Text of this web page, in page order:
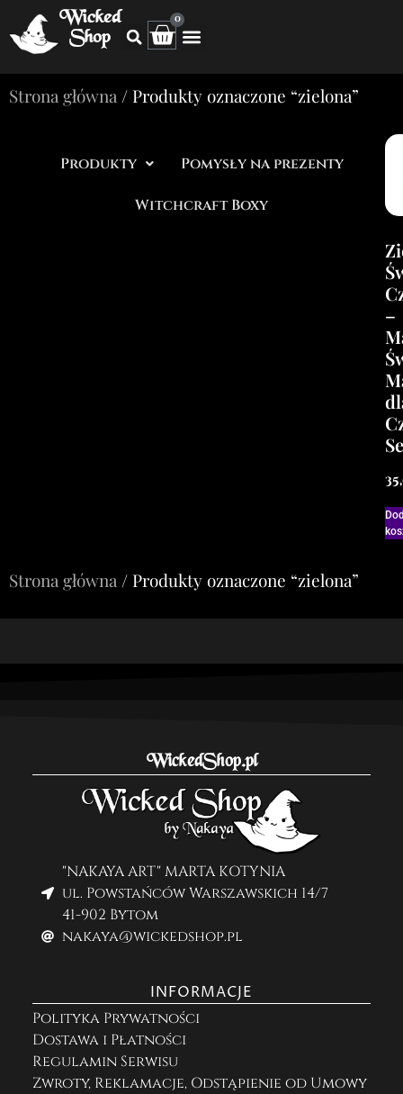
Wicked
Shop
0
Strona główna / Produkty oznaczone “zielona”
Produkty Pomysły na prezenty
Witchcraft Boxy
–
Strona główna / Produkty oznaczone “zielona”
WickedShop.pl
"NAKAYA ART" MARTA KOTYNIA
ul. Powstańców Warszawskich 14/7
41-902 Bytom
nakaya@wickedshop.pl
INFORMACJE
Polityka Prywatności
Dostawa i Płatności
Regulamin Serwisu
Zwroty, Reklamacje, Odstąpienie od Umowy